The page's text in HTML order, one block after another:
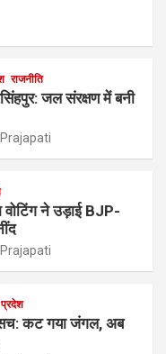
राजनीति
जल संरक्षण में बनी
वोटिंग ने उड़ाई BJP-
सच: कट गया जंगल, अब